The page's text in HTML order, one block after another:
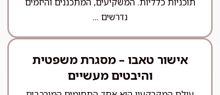
נדרשים ...
אישור טאבו – מסגרת משפטית
והיבטים מעשיים